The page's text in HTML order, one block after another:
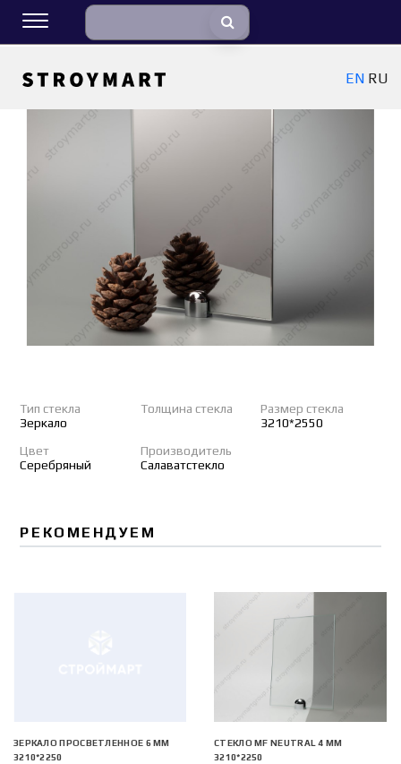
EN RU
Тип стекла
Зеркало
Толщина стекла
Размер стекла
3210*2550
Цвет
Серебряный
Производитель
Салаватстекло
РЕКОМЕНДУЕМ
ЗЕРКАЛО ПРОСВЕТЛЕННОЕ 6 ММ
3210*2250
СТЕКЛО MF NEUTRAL 4 ММ
3210*2250